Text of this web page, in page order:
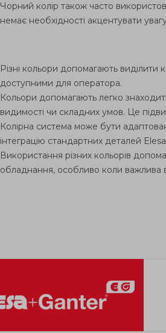
Чорний колір також часто
немає необхідності акцентувати
Різні кольори допомагають виділити
доступними для оператора.
Кольори допомагають легко
видимості чи складних умов. Це
Колірна система може бути
інтеграцію стандартних деталей
Використання різних кольорів
обладнання, особливо коли важлива